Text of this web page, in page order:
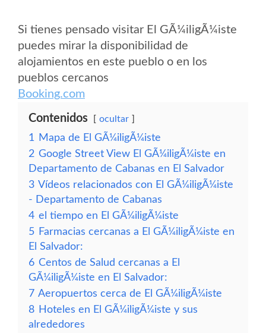
Si tienes pensado visitar El GÃ¼iligÃ¼iste
puedes mirar la disponibilidad de
alojamientos en este pueblo o en los
pueblos cercanos
Booking.com
Contenidos ocultar
1
Mapa de El GÃ¼iligÃ¼iste
2 Google Street View El GÃ¼iligÃ¼iste en
Departamento de Cabanas en El Salvador
3 Vídeos relacionados con El GÃ¼iligÃ¼iste
- Departamento de Cabanas
4 el tiempo en El GÃ¼iligÃ¼iste
5 Farmacias cercanas a El GÃ¼iligÃ¼iste en
El Salvador:
6 Centos de Salud cercanas a El
GÃ¼iligÃ¼iste en El Salvador:
7 Aeropuertos cerca de El GÃ¼iligÃ¼iste
8 Hoteles en El GÃ¼iligÃ¼iste y sus
alrededores